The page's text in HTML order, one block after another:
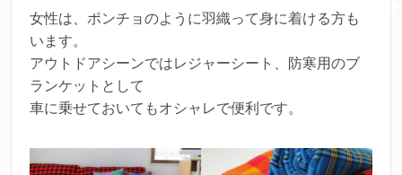
女性は、ポンチョのように羽織って身に着ける方も
います。
アウトドアシーンではレジャーシート、防寒用のブ
ランケットとして
車に乗せておいてもオシャレで便利です。